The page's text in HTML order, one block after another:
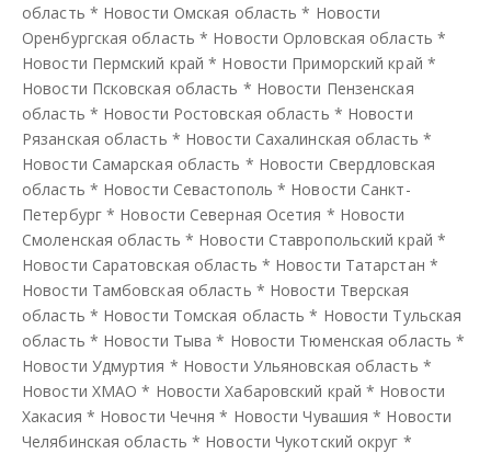
область * Новости Омская область * Новости
Оренбургская область * Новости Орловская область *
Новости Пермский край * Новости Приморский край *
Новости Псковская область * Новости Пензенская
область * Новости Ростовская область * Новости
Рязанская область * Новости Сахалинская область *
Новости Самарская область * Новости Свердловская
область * Новости Севастополь * Новости Санкт-
Петербург* Новости Северная Осетия * Новости
Смоленская область * Новости Ставропольский край *
Новости Саратовская область * Новости Татарстан *
Новости Тамбовская область * Новости Тверская
область * Новости Томская область * Новости Тульская
область * Новости Тыва * Новости Тюменская область *
Новости Удмуртия * Новости Ульяновская область *
Новости ХМАО * Новости Хабаровский край * Новости
Хакасия * Новости Чечня * Новости Чувашия * Новости
Челябинская область * Новости Чукотский округ *